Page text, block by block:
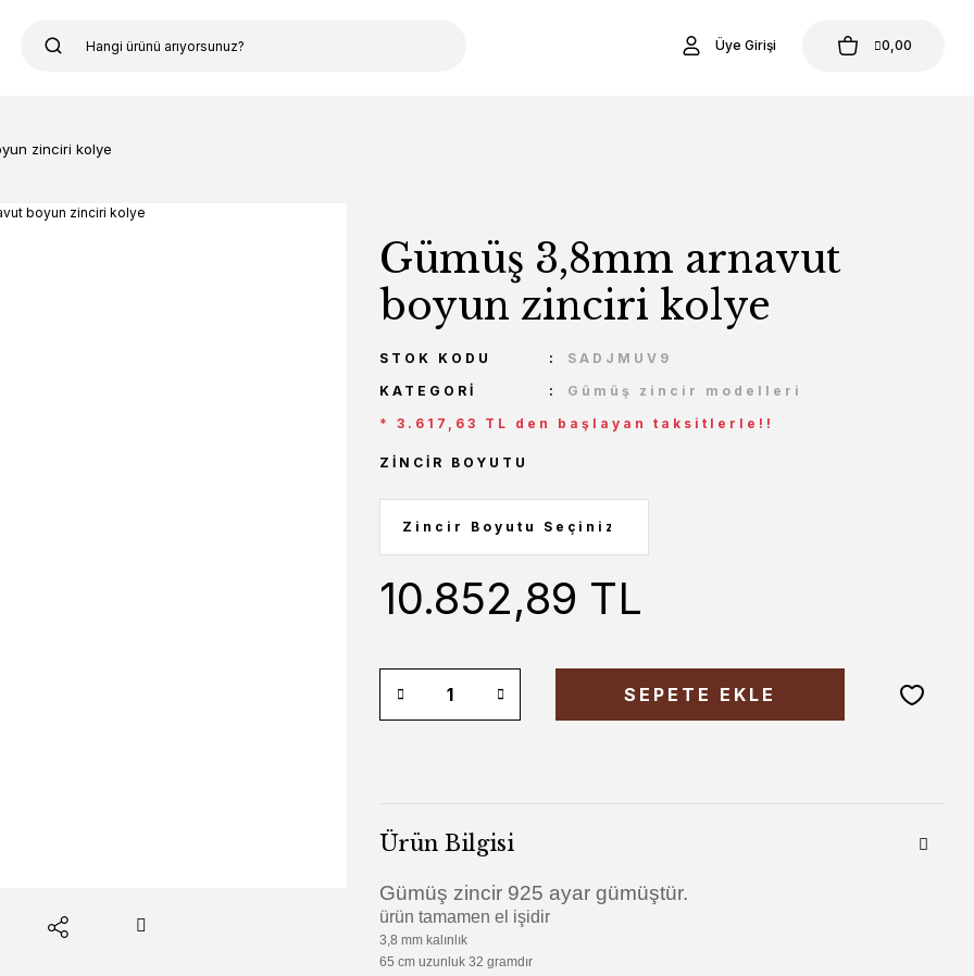
Üye Girişi 0,00
zinciri kolye
Gümüş 3,8mm arnavut
boyun zinciri kolye
STOK KODU
SADJMUV9
KATEGORI
Gümüş zincir modelleri
* 3.617,63 TL den başlayan taksitlerle!!
ZINCIR BOYUTU
10.852,89 TL
SEPETE EKLE
Ürün Bilgisi
Gümüş zincir 925 ayar gümüştür.
ürün tamamen el işidir
3,8 mm kalınlık
65 cm uzunluk 32 gramdır